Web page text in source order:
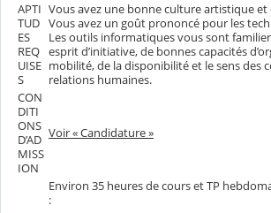
APTI
TUD
ES
REQ
UISE
S
Vous avez une bonne culture artistique
Vous avez un goût prononcé pour les
Les outils informatiques vous sont
esprit d’initiative, de bonnes capacités
mobilité, de la disponibilité et le sens des
relations humaines.
CON
DITI
ONS
D’AD
MISS
ION
Voir « Candidature »
Environ 35 heures de cours et TP
: